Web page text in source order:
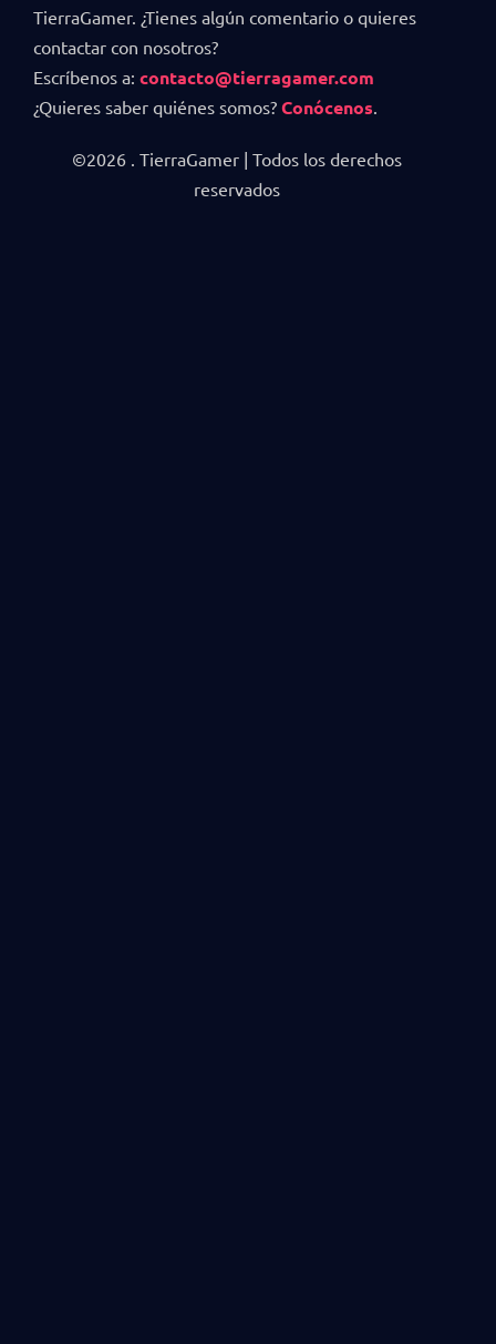
TierraGamer. ¿Tienes algún comentario o quieres
contactar con nosotros?
Escríbenos a: contacto@tierragamer.com
¿Quieres saber quiénes somos? Conócenos.
©2026 . TierraGamer | Todos los derechos
reservados